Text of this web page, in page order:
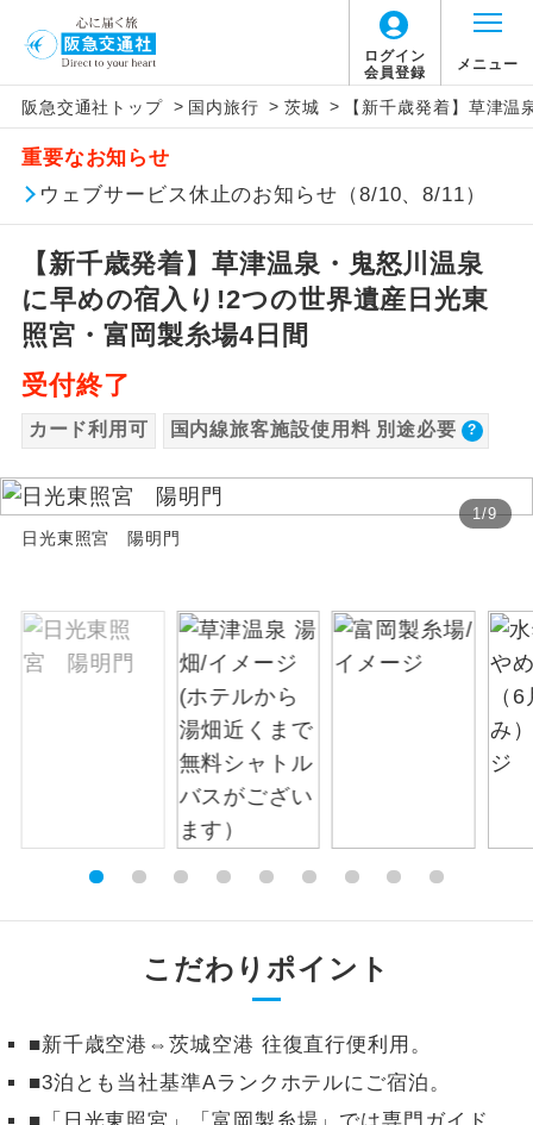
ログイン
会員登録
メニュー
阪急交通社トップ > 国内旅行 > 茨城 > 【新千歳発着】草津
重要なお知らせ
ウェブサービス休止のお知らせ（8/10、8/11）
【新千歳発着】草津温泉・鬼怒川温泉
に早めの宿入り!2つの世界遺産日光東
照宮・富岡製糸場4日間
受付終了
カード利用可 国内線旅客施設使用料 別途必要
1/9
日光東照宮 陽明門
こだわりポイント
■新千歳空港⇔茨城空港 往復直行便利用。
■3泊とも当社基準Aランクホテルにご宿泊。
【国内旅客施設使用料について】
旅行代金に国内旅客施設使用料は含まれてお
りません。別途お支払いが必要となります。
茨城空港往復：大人200円、子供200円、幼児
200円
新千歳空港往復：大人740円、子供740円、幼
児740円
アイコン 説明
添乗員同行
往路出発空港（駅）から復路到着空港
（駅）まで同行します。
現地添乗員同
行
現地到着空港（駅）から最終日出発空港
（駅）まで添乗員が同行します。
バスガイド乗
務
バスガイドが乗務し、車内での観光案内
新コース 初登場のコースです。
世界遺産
ユネスコに登録されている文化遺産や自
然遺産を訪ねるコースです。
温泉 温泉地にも宿泊するコースです。
ご宿泊ホテルに露天風呂が付いていま
す。
ご宿泊ホテルに大浴場が付いています。
全食事付き
全てのお食事が付いていますので、お食
事の心配はいりません。（機内食を除
だけます。
ホン
をじっくり聞くことができます。
1名様催行
1名様から出発可能な個人型プランで